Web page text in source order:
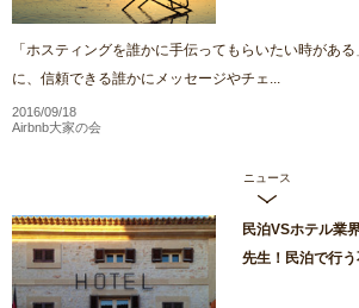
「ホスティングを誰かに手伝ってもらいたい時があ
に、信頼できる誰かにメッセージやチェ...
2016/09/18
Airbnb大家の会
ニュース
民泊VSホテル業
先生！民泊で行